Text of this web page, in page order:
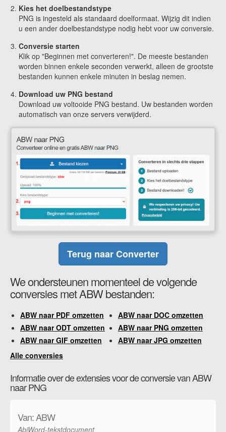
Kies het doelbestandstype
PNG is ingesteld als standaard doelformaat. Wijzig dit indien
u een ander doelbestandstype nodig hebt voor uw conversie.
Conversie starten
Klik op "Beginnen met converteren!". De meeste bestanden
worden binnen enkele seconden verwerkt, alleen de grootste
bestanden kunnen enkele minuten in beslag nemen.
Download uw PNG bestand
Download uw voltooide PNG bestand. Uw bestanden worden
automatisch van onze servers verwijderd.
Terug naar Converter
We ondersteunen momenteel de volgende
conversies met ABW bestanden:
ABW naar PDF omzetten
ABW naar DOC omzetten
ABW naar ODT omzetten
ABW naar PNG omzetten
ABW naar GIF omzetten
ABW naar JPG omzetten
Alle conversies
Informatie over de extensies voor de conversie van ABW
naar PNG
Van: ABW
AbiWord-tekstdocument